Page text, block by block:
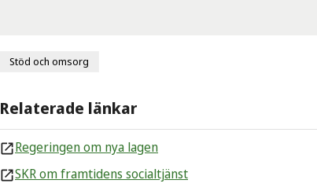
Stöd och omsorg
Relaterade länkar
Regeringen om nya lagen
SKR om framtidens socialtjänst